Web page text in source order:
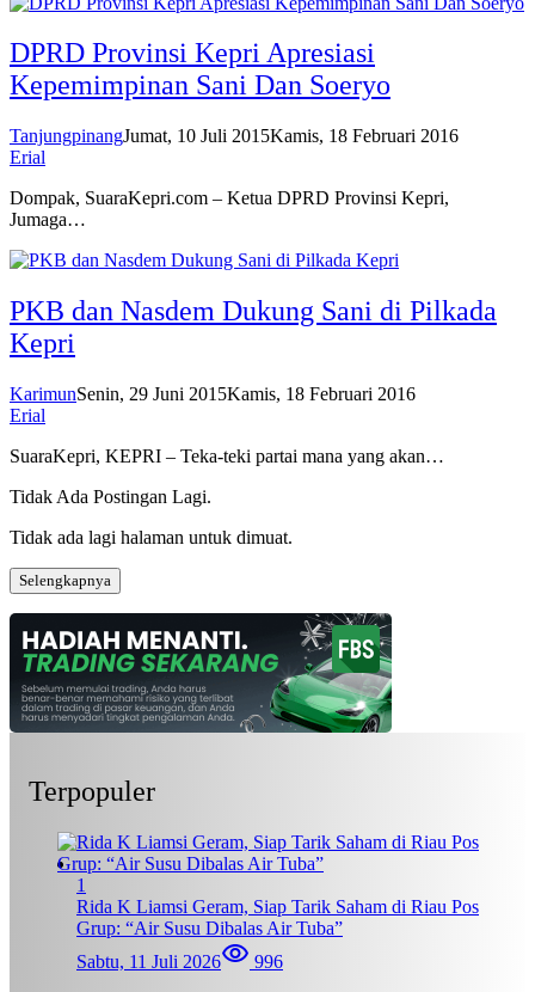
DPRD Provinsi Kepri Apresiasi
Kepemimpinan Sani Dan Soeryo
TanjungpinangJumat, 10 Juli 2015Kamis, 18 Februari 2016
Erial
Dompak, SuaraKepri.com – Ketua DPRD Provinsi Kepri,
Jumaga…
PKB dan Nasdem Dukung Sani di Pilkada
Kepri
KarimunSenin, 29 Juni 2015Kamis, 18 Februari 2016
Erial
SuaraKepri, KEPRI – Teka-teki partai mana yang akan…
Tidak Ada Postingan Lagi.
Tidak ada lagi halaman untuk dimuat.
Selengkapnya
Terpopuler
1
Rida K Liamsi Geram, Siap Tarik Saham di Riau Pos
Grup: “Air Susu Dibalas Air Tuba”
Sabtu, 11 Juli 2026
996